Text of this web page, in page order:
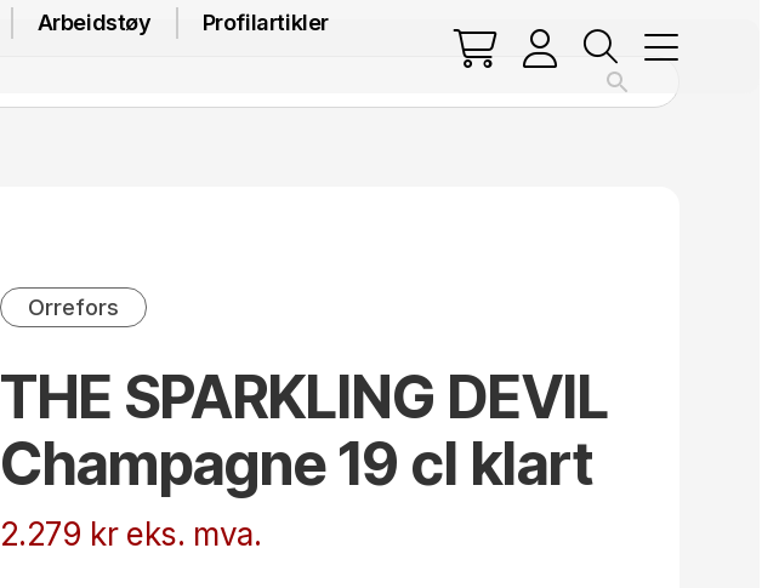
Arbeidstøy
Profilartikler
Orrefors
THE SPARKLING DEVIL
Champagne 19 cl klart
2.279 kr eks. mva.